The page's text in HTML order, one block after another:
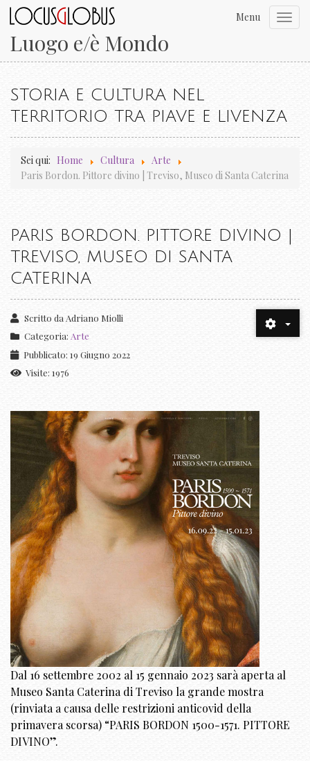
Luogo e/è Mondo
Menu
STORIA E CULTURA NEL
TERRITORIO TRA PIAVE E LIVENZA
Sei qui: Home Cultura
Arte
Paris Bordon. Pittore divino | Treviso, Museo di Santa Caterina
PARIS BORDON. PITTORE DIVINO |
TREVISO, MUSEO DI SANTA
CATERINA
Scritto da Adriano Miolli
Categoria: Arte
Pubblicato: 19 Giugno 2022
Visite: 1976
Dal 16 settembre 2002 al 15 gennaio 2023 sarà aperta al
Museo Santa Caterina di Treviso la grande mostra
(rinviata a causa delle restrizioni anticovid della
primavera scorsa) “PARIS BORDON 1500-1571. PITTORE
DIVINO”.